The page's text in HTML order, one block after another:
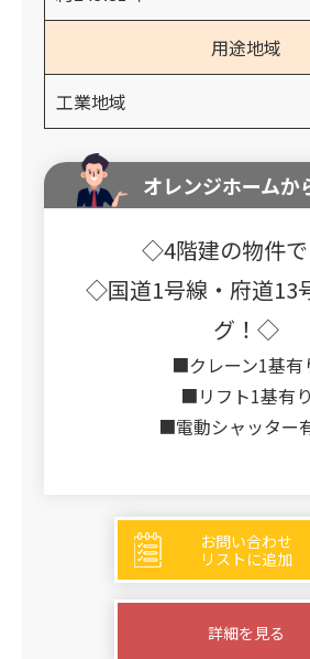
用途地域
工業地域
オレンジホームか
◇4階建の物件
◇国道1号線・府道13
グ！◇
■クレーン1基有
■リフト1基有り
■電動シャッター
お問い合わせ
リストに追加
詳細を見る